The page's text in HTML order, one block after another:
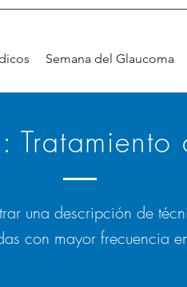
Semana del Glaucoma
una descripción de
con mayor frecuencia